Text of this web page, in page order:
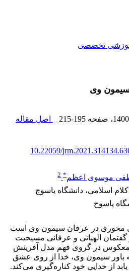
تخصصی
وی
، صفحه 215-195
اصل مقاله
10.22059/
موسوی اعظم *
2
اسلامی، دانشگاه یاسوج
یاسوج
محوری در عرفان سیمون وی است
الهیاتی و عرفانی مسیحیت
‌معکوس در گروی فهم مدل آفرینش
باور سیمون وی، خدا از روی عشق
از خداییِ خود کناره‌گیری می‌کند.